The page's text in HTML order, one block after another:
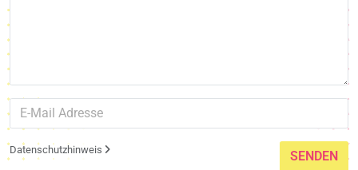
Datenschutzhinweis SENDEN